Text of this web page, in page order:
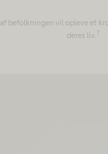
af befolkningen vil opleve et
deres liv. 7